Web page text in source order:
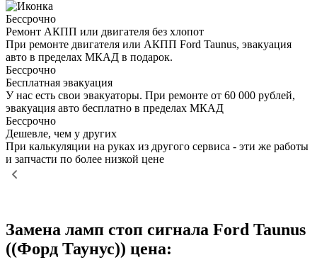
Бессрочно
Ремонт АКПП или двигателя без хлопот
При ремонте двигателя или АКПП Ford Taunus, эвакуация
авто в пределах МКАД в подарок.
Бессрочно
Бесплатная эвакуация
У нас есть свои эвакуаторы. При ремонте от 60 000 рублей,
эвакуация авто бесплатно в пределах МКАД
Бессрочно
Дешевле, чем у других
При калькуляции на руках из другого сервиса - эти же работы
и запчасти по более низкой цене
Замена ламп стоп сигнала Ford Taunus
((Форд Таунус)) цена: